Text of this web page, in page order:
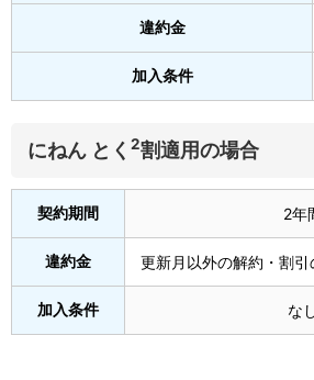
違約金
加入条件
にねん とく 2割適用の場合
契約期間 2年
違約金 更新月以外の解約・割
加入条件 な